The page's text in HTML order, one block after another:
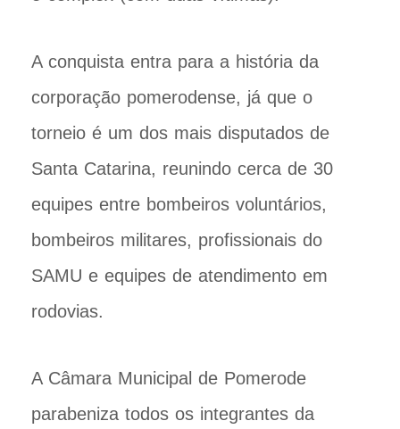
A conquista entra para a história da
corporação pomerodense, já que o
torneio é um dos mais disputados de
Santa Catarina, reunindo cerca de 30
equipes entre bombeiros voluntários,
bombeiros militares, profissionais do
SAMU e equipes de atendimento em
rodovias.
A Câmara Municipal de Pomerode
parabeniza todos os integrantes da